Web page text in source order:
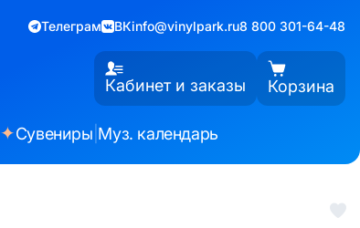
Телеграм ВКinfo@vinylpark.ru8 800 301-64-48
Кабинет и заказы Корзина
✦Сувениры Муз. календарь